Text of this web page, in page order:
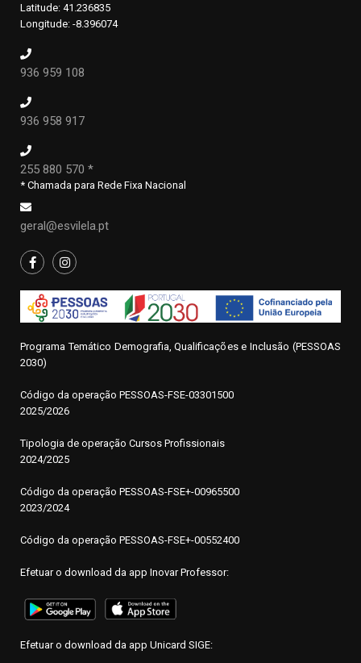
Latitude: 41.236835
Longitude: -8.396074
936 959 108
936 958 917
255 880 570 *
* Chamada para Rede Fixa Nacional
geral@esvilela.pt
Programa Temático Demografia, Qualificações e Inclusão (PESSOAS
2030)
Código da operação PESSOAS-FSE-03301500
2025/2026
Tipologia de operação Cursos Profissionais
2024/2025
Código da operação PESSOAS-FSE+-00965500
2023/2024
Código da operação PESSOAS-FSE+-00552400
Efetuar o download da app Inovar Professor:
Efetuar o download da app Unicard SIGE: